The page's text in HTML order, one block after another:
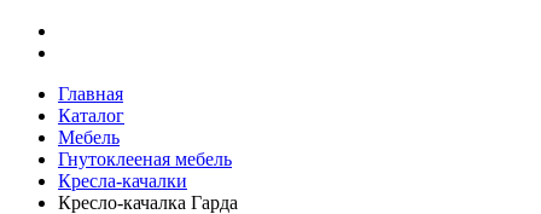
Главная
Каталог
Мебель
Гнутоклееная мебель
Кресла-качалки
Кресло-качалка Гарда